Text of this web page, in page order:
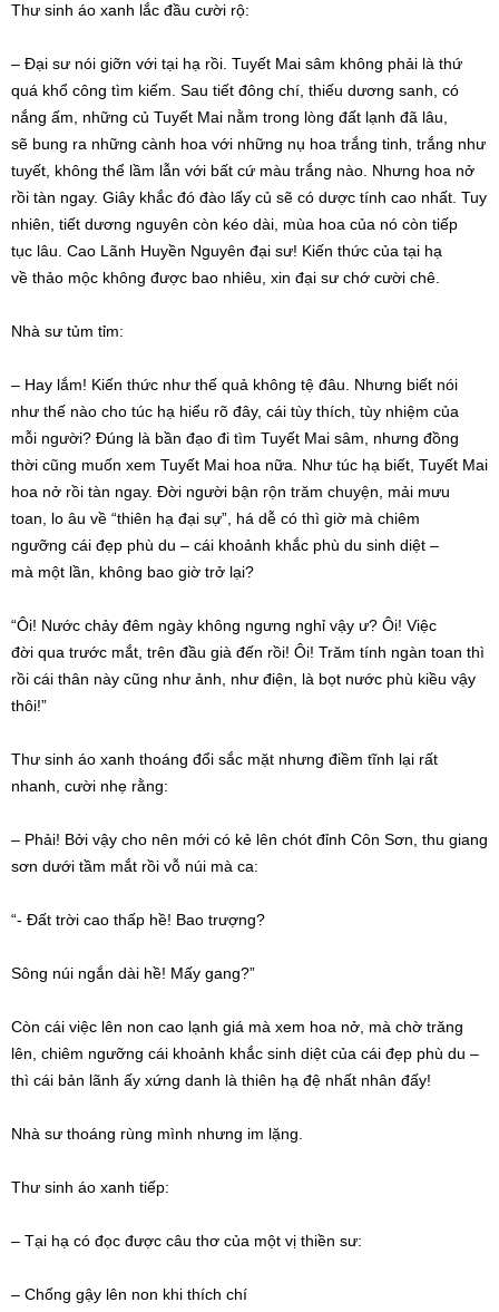
Thư sinh áo xanh lắc đầu cười rộ:
– Đại sư nói giỡn với tại hạ rồi. Tuyết Mai sâm không phải là thứ
quá khổ công tìm kiếm. Sau tiết đông chí, thiếu dương sanh, có
nắng ấm, những củ Tuyết Mai nằm trong lòng đất lạnh đã lâu,
sẽ bung ra những cành hoa với những nụ hoa trắng tinh, trắng như
tuyết, không thể lầm lẫn với bất cứ màu trắng nào. Nhưng hoa nở
rồi tàn ngay. Giây khắc đó đào lấy củ sẽ có dược tính cao nhất. Tuy
nhiên, tiết dương nguyên còn kéo dài, mùa hoa của nó còn tiếp
tục lâu. Cao Lãnh Huyền Nguyên đại sư! Kiến thức của tại hạ
về thảo mộc không được bao nhiêu, xin đại sư chớ cười chê.
Nhà sư tủm tỉm:
– Hay lắm! Kiến thức như thế quả không tệ đâu. Nhưng biết nói
như thế nào cho túc hạ hiểu rõ đây, cái tùy thích, tùy nhiệm của
mỗi người? Đúng là bần đạo đi tìm Tuyết Mai sâm, nhưng đồng
thời cũng muốn xem Tuyết Mai hoa nữa. Như túc hạ biết, Tuyết Mai
hoa nở rồi tàn ngay. Đời người bận rộn trăm chuyện, mải mưu
toan, lo âu về “thiên hạ đại sự”, há dễ có thì giờ mà chiêm
ngưỡng cái đẹp phù du – cái khoảnh khắc phù du sinh diệt –
mà một lần, không bao giờ trở lại?
“Ôi! Nước chảy đêm ngày không ngưng nghỉ vậy ư? Ôi! Việc
đời qua trước mắt, trên đầu già đến rồi! Ôi! Trăm tính ngàn toan thì
rồi cái thân này cũng như ảnh, như điện, là bọt nước phù kiều vậy
thôi!”
Thư sinh áo xanh thoáng đổi sắc mặt nhưng điềm tĩnh lại rất
nhanh, cười nhẹ rằng:
– Phải! Bởi vậy cho nên mới có kẻ lên chót đỉnh Côn Sơn, thu giang
sơn dưới tầm mắt rồi vỗ núi mà ca:
“- Đất trời cao thấp hề! Bao trượng?
Sông núi ngắn dài hề! Mấy gang?”
Còn cái việc lên non cao lạnh giá mà xem hoa nở, mà chờ trăng
lên, chiêm ngưỡng cái khoảnh khắc sinh diệt của cái đẹp phù du –
thì cái bản lãnh ấy xứng danh là thiên hạ đệ nhất nhân đấy!
Nhà sư thoáng rùng mình nhưng im lặng.
Thư sinh áo xanh tiếp:
– Tại hạ có đọc được câu thơ của một vị thiền sư:
– Chống gậy lên non khi thích chí